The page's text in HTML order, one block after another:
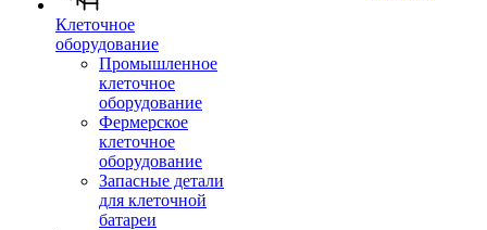
Клеточное
оборудование
Промышленное
клеточное
оборудование
Фермерское
клеточное
оборудование
Запасные детали
для клеточной
батареи